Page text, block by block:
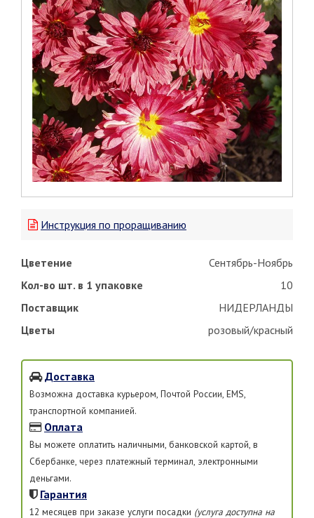
Инструкция по проращиванию
Цветение
Сентябрь-Ноябрь
Кол-во шт. в 1 упаковке
10
Поставщик
НИДЕРЛАНДЫ
Цветы
розовый/красный
Доставка
Возможна доставка курьером, Почтой России, EMS,
транспортной компанией.
Оплата
Вы можете оплатить наличными, банковской картой, в
Сбербанке, через платежный терминал, электронными
деньгами.
Гарантия
12 месяцев при заказе услуги посадки (услуга доступна на